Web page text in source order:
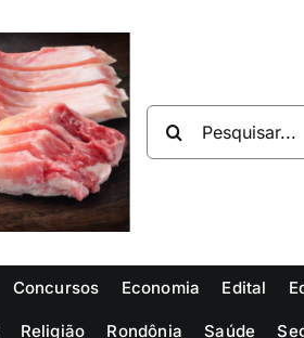
resultados
Concursos Economia Edital
Religião Rondônia Saúde